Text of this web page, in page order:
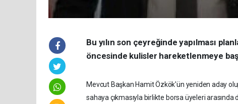
Bu yılın son çeyreğinde yapılması
öncesinde kulisler hareketlenmeye
Mevcut Başkan Hamit Özkök'ün yeniden aday
sahaya çıkmasıyla birlikte borsa üyeleri